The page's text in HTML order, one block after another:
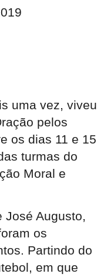
uma vez, viveu
pelos
os dias 11 e 15
turmas do
Moral e
José Augusto,
os
Partindo do
em que